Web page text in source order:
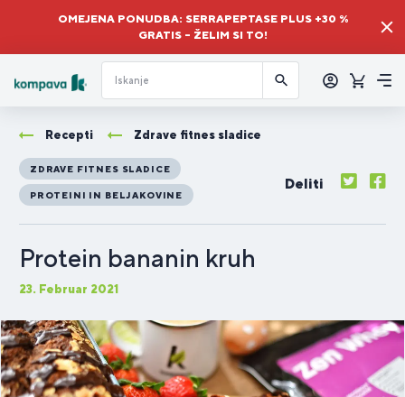
OMEJENA PONUDBA: SERRAPEPTASE PLUS +30 %
GRATIS – ŽELIM SI TO!
Recepti Zdrave fitnes sladice
ZDRAVE FITNES SLADICE
PROTEINI IN BELJAKOVINE
Deliti
Protein bananin kruh
23. Februar 2021